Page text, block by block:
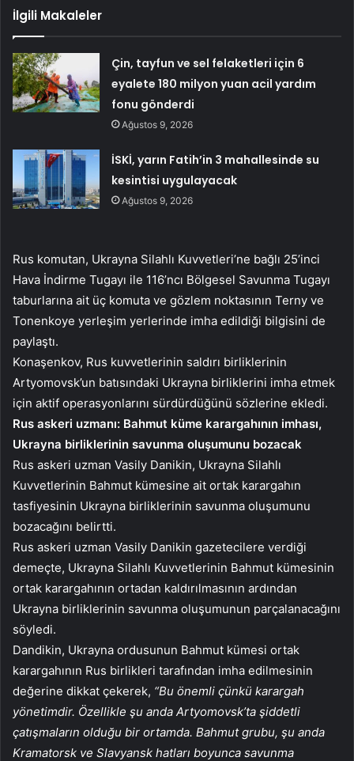
İlgili Makaleler
Çin, tayfun ve sel felaketleri için 6
eyalete 180 milyon yuan acil yardım
fonu gönderdi
Ağustos 9, 2026
İSKİ, yarın Fatih’in 3 mahallesinde su
kesintisi uygulayacak
Ağustos 9, 2026
Rus komutan, Ukrayna Silahlı Kuvvetleri’ne bağlı 25’inci
Hava İndirme Tugayı ile 116’ncı Bölgesel Savunma Tugayı
taburlarına ait üç komuta ve gözlem noktasının Terny ve
Tonenkoye yerleşim yerlerinde imha edildiği bilgisini de
paylaştı.
Konaşenkov, Rus kuvvetlerinin saldırı birliklerinin
Artyomovsk’un batısındaki Ukrayna birliklerini imha etmek
için aktif operasyonlarını sürdürdüğünü sözlerine ekledi.
Rus askeri uzmanı: Bahmut küme karargahının imhası,
Ukrayna birliklerinin savunma oluşumunu bozacak
Rus askeri uzman Vasily Danikin, Ukrayna Silahlı
Kuvvetlerinin Bahmut kümesine ait ortak karargahın
tasfiyesinin Ukrayna birliklerinin savunma oluşumunu
bozacağını belirtti.
Rus askeri uzman Vasily Danikin gazetecilere verdiği
demeçte, Ukrayna Silahlı Kuvvetlerinin Bahmut kümesinin
ortak karargahının ortadan kaldırılmasının ardından
Ukrayna birliklerinin savunma oluşumunun parçalanacağını
söyledi.
Dandikin, Ukrayna ordusunun Bahmut kümesi ortak
karargahının Rus birlikleri tarafından imha edilmesinin
değerine dikkat çekerek, “Bu önemli çünkü karargah
yönetimdir. Özellikle şu anda Artyomovsk’ta şiddetli
çatışmaların olduğu bir ortamda. Bahmut grubu, şu anda
Kramatorsk ve Slavyansk hatları boyunca savunma